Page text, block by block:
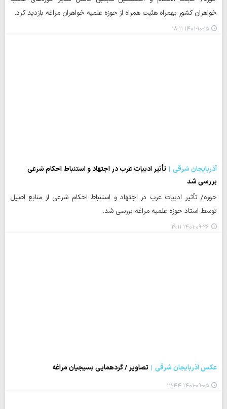
خواهران کشور بهمراه هئیت همراه از حوزه علمیه خواهران مراغه بازدید کرد.
۱۴۰۱-۱۰-۱۵ ۱۸:۱۱
آذربایجان شرقی
تأثیر ادبیات عرب در اجتهاد و استنباط احکام شرعی
بررسی شد
حوزه/ تأثیر ادبیات عرب در اجتهاد و استنباط احکام شرعی از منابع اصیل
توسط استاد حوزه علمیه مراغه بررسی شد.
۱۴۰۱-۰۹-۲۶ ۱۹:۱۱
عکس آذربایجان شرقی تصاویر / گردهمایی بسیجیان مراغه
۱۴۰۱-۰۹-۰۵ ۱۲:۴۴